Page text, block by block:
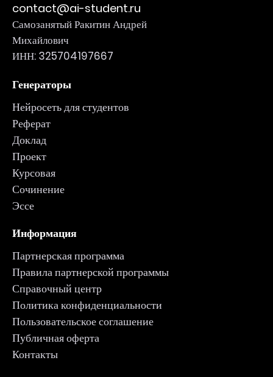
contact@ai-student.ru
Самозанятый Ракитин Андрей
Михайлович
ИНН: 325704197667
Генераторы
Нейросеть для студентов
Реферат
Доклад
Проект
Курсовая
Сочинение
Эссе
Информация
Партнерская программа
Правила партнерской программы
Справочный центр
Политика конфиденциальности
Пользовательское соглашение
Публичная оферта
Контакты